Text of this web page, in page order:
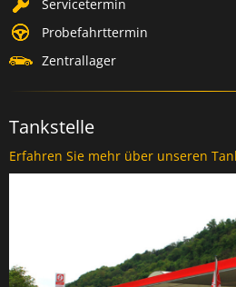
Servicetermin
Probefahrttermin
Zentrallager
Tankstelle
Erfahren Sie mehr über unseren